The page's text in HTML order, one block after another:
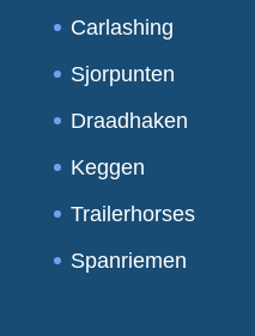
Carlashing
Sjorpunten
Draadhaken
Keggen
Trailerhorses
Spanriemen